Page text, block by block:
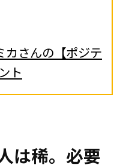
カさんの【ポジテ
ト
は稀。必要